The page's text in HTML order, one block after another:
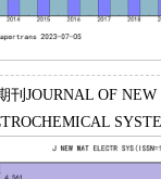
刊JOURNAL OF